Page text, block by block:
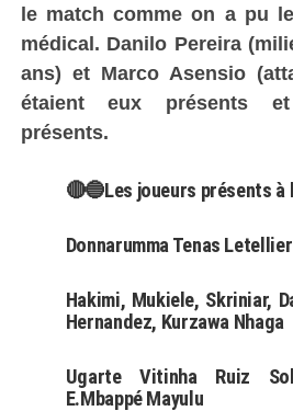
le match comme on a pu
médical. Danilo Pereira
ans) et Marco Asensio
étaient eux présents
présents.
🔴🔵Les joueurs présents à
Donnarumma Tenas Letellier
Hakimi, Mukiele, Skriniar,
Hernandez, Kurzawa Nhaga
Ugarte Vitinha Ruiz
E.Mbappé Mayulu